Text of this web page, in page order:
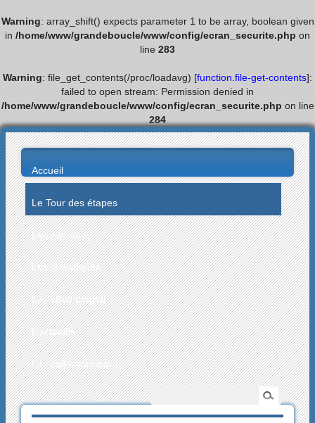
Warning: array_shift() expects parameter 1 to be array, boolean given
in /home/www/grandeboucle/www/config/ecran_securite.php on
line 283
Warning: file_get_contents(/proc/loadavg) [function.file-get-contents]:
failed to open stream: Permission denied in
/home/www/grandeboucle/www/config/ecran_securite.php on line
284
Accueil
Le Tour des étapes
Les palmarès
Les statistiques
Les villes étapes
L’actualité
Les collectionneurs